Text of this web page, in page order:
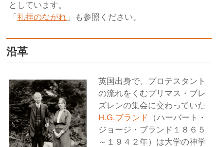
としています。
「礼拝のながれ 」も参照ください。
沿革
英国出身で、プロテスタント
の流れをくむプリマス・ブレ
ズレンの集会に交わっていた
H.G.ブランド （ハーバート・
ジョージ・ブランド１８６５
～１９４２年）は大学の神学